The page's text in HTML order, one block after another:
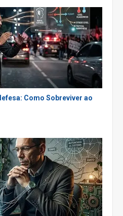
Como Sobreviver ao